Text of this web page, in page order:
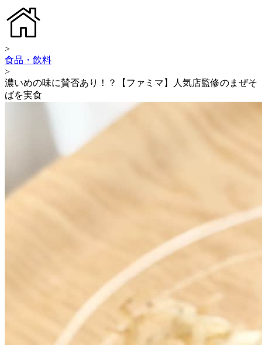
>
食品・飲料
>
濃いめの味に賛否あり！？【ファミマ】人気店監修のまぜそ
ばを実食